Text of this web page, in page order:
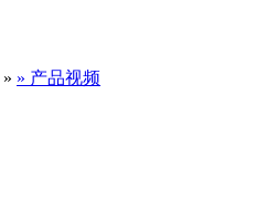
» » 产品视频